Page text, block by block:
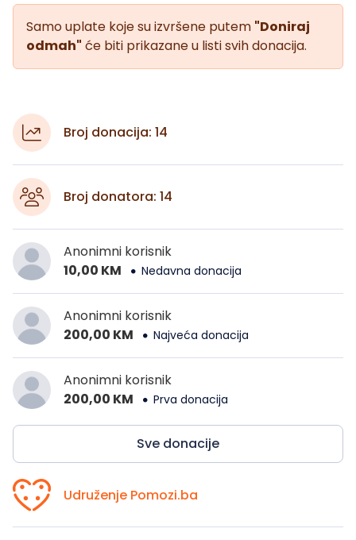
Samo uplate koje su izvršene putem "Doniraj
odmah" će biti prikazane u listi svih donacija.
Broj donacija: 14
Broj donatora: 14
Anonimni korisnik
10,00 KM
Nedavna donacija
Anonimni korisnik
200,00 KM
Najveća donacija
Anonimni korisnik
200,00 KM
Prva donacija
Sve donacije
Udruženje Pomozi.ba